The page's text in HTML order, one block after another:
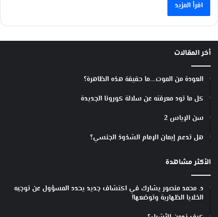
اقرأ المزيد
أخر المقالات
العودة من الموت….ما حقيقة هذه الظاهرة؟
كل ما تود معرفته عن سلالة كورونا الجديدة
سن الإياس 2
هل تدعم إيمان الإمام الشذوذ الجنسي؟
الأكثر مشاهدة
د. محمد منصور يشارك في اكتشاف جديد يحدد المسؤول عن توجيه
الخلايا الظهارية وتوضعها!